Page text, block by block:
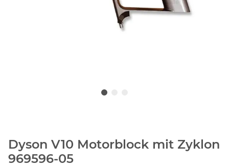
Dyson V10 Motorblock mit Zyklon
969596-05